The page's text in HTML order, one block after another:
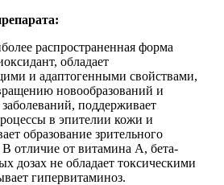
распространенная форма
обладает
и адаптогенными свойствами,
новообразований и
поддерживает
в эпителии кожи и
образование зрительного
отличие от витамина А, бета-
дозах не обладает токсическими
гипервитаминоз.